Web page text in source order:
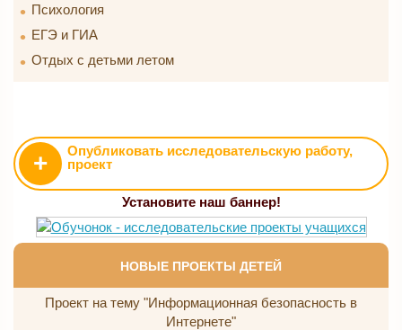
Психология
ЕГЭ и ГИА
Отдых с детьми летом
+
Опубликовать исследовательскую работу,
проект
Установите наш баннер!
НОВЫЕ ПРОЕКТЫ ДЕТЕЙ
Проект на тему "Информационная безопасность в
Интернете"